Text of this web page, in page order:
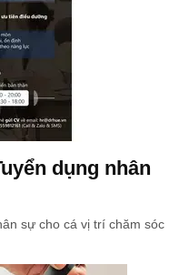
dụng nhân
sự cho cá vị trí chăm sóc